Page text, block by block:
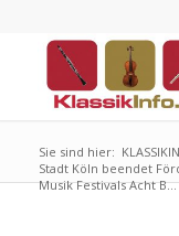
Sie sind hier:
Stadt Köln beendet
Musik Festivals Acht B...